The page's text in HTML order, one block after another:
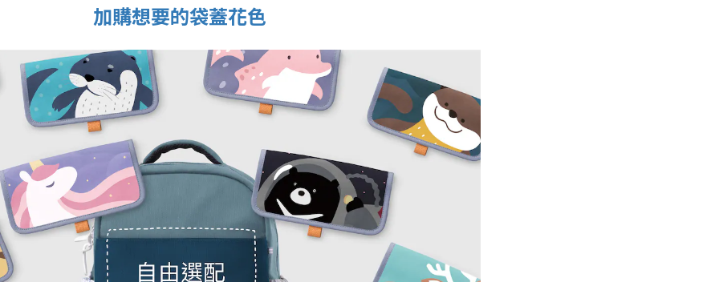
加購想要的袋蓋花色